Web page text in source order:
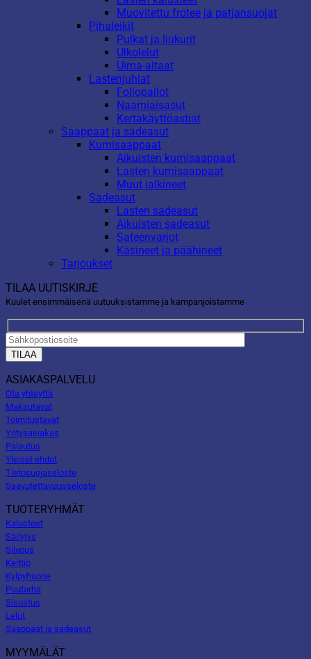
Muovitettu frotee ja patjansuojat
Pihaleikit
Pulkat ja liukurit
Ulkolelut
Uima-altaat
Lastenjuhlat
Foliopallot
Naamiaisasut
Kertakäyttöastiat
Saappaat ja sadeasut
Kumisaappaat
Aikuisten kumisaappaat
Lasten kumisaappaat
Muut jalkineet
Sadeasut
Lasten sadeasut
Aikuisten sadeasut
Sateenvarjot
Käsineet ja päähineet
Tarjoukset
TILAA UUTISKIRJE
Kuulet ensimmäisenä uutuuksistamme ja kampanjoistamme
ASIAKASPALVELU
Ota yhteyttä
Maksutavat
Toimitustavat
Yritysasiakas
Palautus
Yleiset ehdot
Tietosuojaseloste
Saavutettavuusseloste
TUOTERYHMÄT
Kalusteet
Säilytys
Siivous
Keittiö
Kylpyhuone
Puutarha
Sisustus
Lelut
Saappaat ja sadeasut
MYYMÄLÄT